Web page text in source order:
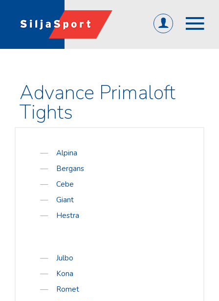
Advance Primaloft
Tights
Alpina
Bergans
Cebe
Giant
Hestra
Julbo
Kona
Romet
RU
EN
ET
Avaleht
Abi ja info
KKK
Tagasiside
Privaatsuspoliitika
Suuruste tabel